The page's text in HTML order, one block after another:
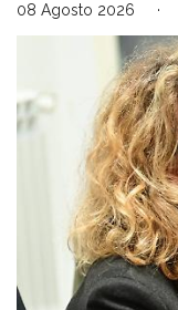
08 Agosto 2026